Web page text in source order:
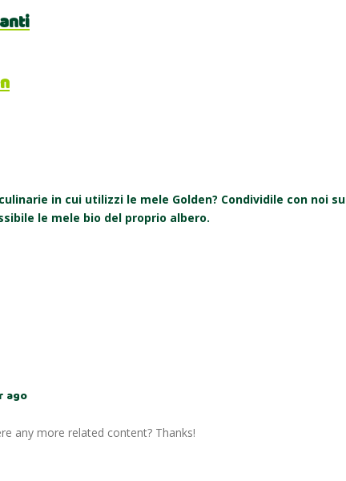
in cui utilizzi le mele Golden? Condividile con noi su
le mele bio del proprio albero.
ago
any more related content? Thanks!